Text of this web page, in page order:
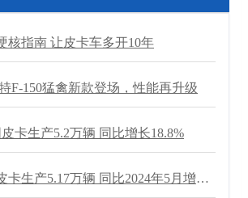
核指南 让皮卡车多开10年
F-150猛禽新款登场，性能再升级
卡生产5.2万辆 同比增长18.8%
025年5月全国皮卡生产5.17万辆 同比2024年5月增长20.8%